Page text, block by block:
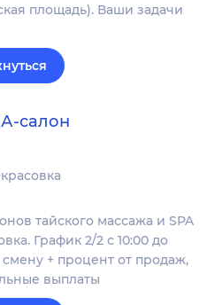
площадь). Ваши задачи
салон
тайского массажа и SPA
График 2/2 с 10:00 до
смену + процент от продаж,
выплаты